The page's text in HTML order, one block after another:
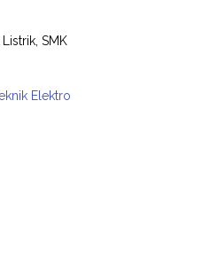
SMK
Elektro